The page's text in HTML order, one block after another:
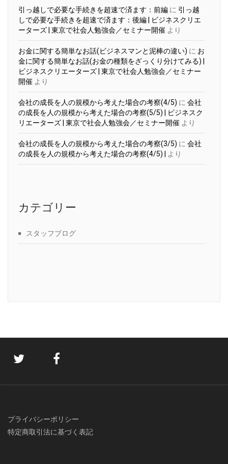
引っ越しで必要な手続きを超速で済ます：前編 に 引っ越
しで必要な手続きを超速で済ます：後編 | ビジネスクリエ
ーターズ | 東京で社会人勉強会／セミナー開催 より
お金に関する簡単なお話(ビジネスマンと泥棒の違い) に お
金に関する簡単なお話(お金の種類をざっくり分けてみる) |
ビジネスクリエーターズ | 東京で社会人勉強会／セミナー
開催 より
会社の成長を人の規模から考えた場合の考察(4/5) に 会社
の成長を人の規模から考えた場合の考察(5/5) | ビジネスク
リエーターズ | 東京で社会人勉強会／セミナー開催 より
会社の成長を人の規模から考えた場合の考察(3/5) に 会社
の成長を人の規模から考えた場合の考察(4/5) |
より
カテゴリー
スタッフブログ
プライバシーポリシー
特定商取引法に基づく表記